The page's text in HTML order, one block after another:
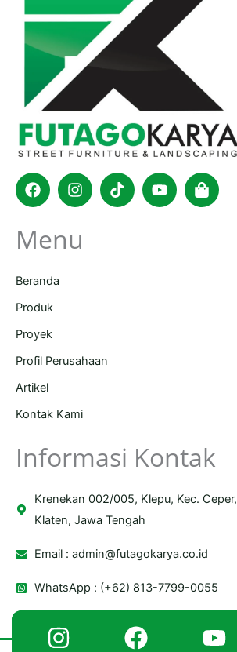
FacebookInstagram
TiktokYoutube
bag
Menu
Beranda
Produk
Proyek
Profil Perusahaan
Artikel
Kontak Kami
Informasi Kontak
Krenekan 002/005, Klepu, Kec.
Klaten, Jawa Tengah
Email :admin@futagokarya.co.id
WhatsApp : (+62) 813-7799-0055